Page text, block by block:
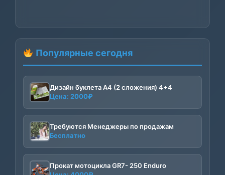
Популярные сегодня
Дизайн буклета А4 (2 сложения) 4+4
Цена: 2000₽
Требуются Менеджеры по продажам
Бесплатно
Прокат мотоцикла GR7- 250 Enduro